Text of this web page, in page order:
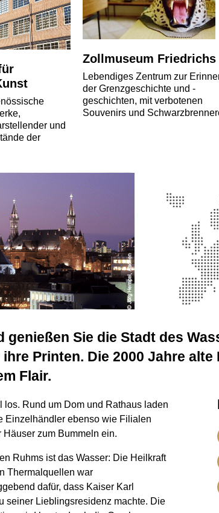
und
der
Zollmuseum Friedrichs
Lebendiges Zentrum zur
der Grenzgeschichte und -
geschichten, mit verbotenen
Souvenirs und
Sie die Stadt des
Printen. Die 2000 Jahre
Flair.
los. Rund um Dom und Rathaus laden
Einzelhändler ebenso wie Filialen
Häuser zum Bummeln ein.
Ruhms ist das Wasser: Die Heilkraft
Thermalquellen war
dafür, dass Kaiser Karl
seiner Lieblingsresidenz machte. Die